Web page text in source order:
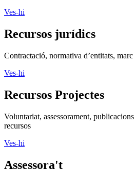
Ves-hi
Recursos jurídics
Contractació, normativa d’entitats,
Ves-hi
Recursos Projectes
Voluntariat, assessorament,
recursos
Ves-hi
Assessora't